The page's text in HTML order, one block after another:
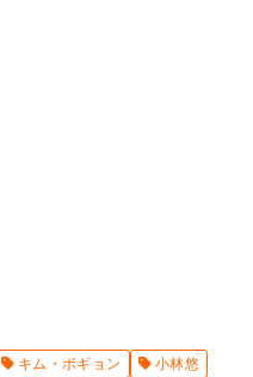
キム・ボギョン 小林悠